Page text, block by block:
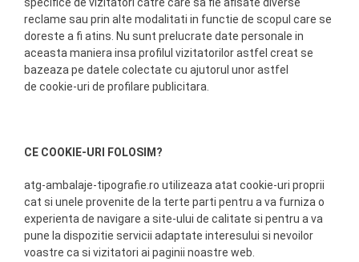
reclame sau prin alte modalitati in functie de scopul care se
doreste a fi atins. Nu sunt prelucrate date personale in
aceasta maniera insa profilul vizitatorilor astfel creat se
bazeaza pe datele colectate cu ajutorul unor astfel
de cookie-uri de profilare publicitara.
CE COOKIE-URI FOLOSIM?
atg-ambalaje-tipografie.ro utilizeaza atat cookie-uri proprii
cat si unele provenite de la terte parti pentru a va furniza o
experienta de navigare a site-ului de calitate si pentru a va
pune la dispozitie servicii adaptate interesului si nevoilor
voastre ca si vizitatori ai paginii noastre web.